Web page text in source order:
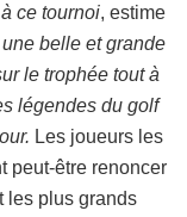
ce tournoi, estime
belle et grande
le trophée tout à
légendes du golf
Les joueurs les
peut-être renoncer
les plus grands